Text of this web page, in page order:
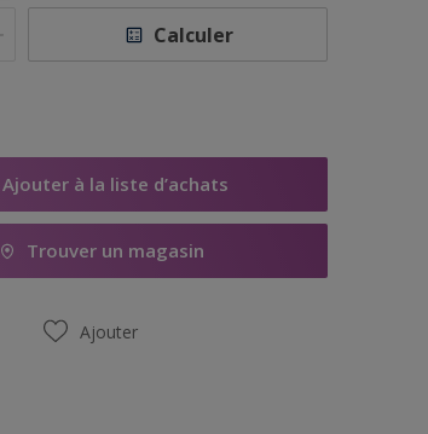
Calculer
Ajouter à la liste d’achats
Trouver un magasin
Ajouter